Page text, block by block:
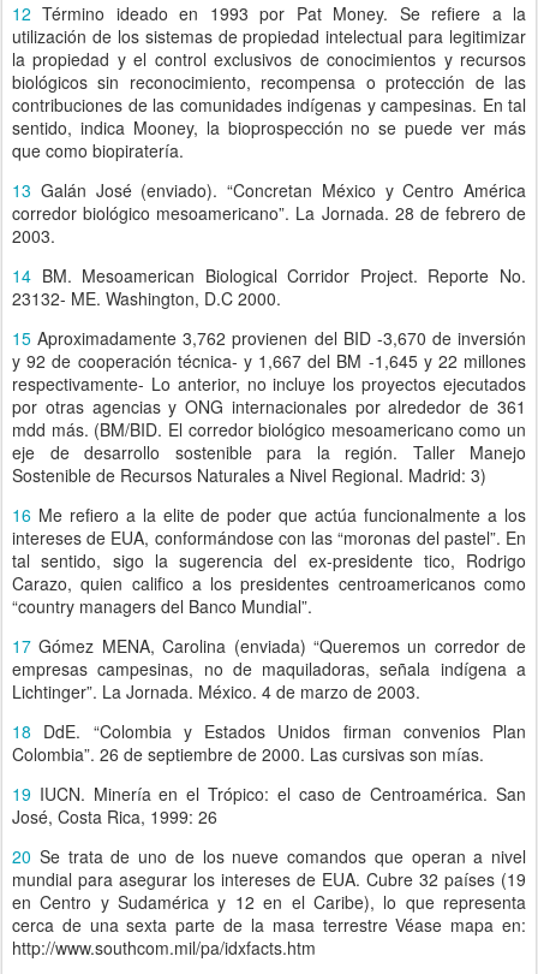
12 Término ideado en 1993 por Pat Money. Se refiere a la
utilización de los sistemas de propiedad intelectual para legitimizar
la propiedad y el control exclusivos de conocimientos y recursos
biológicos sin reconocimiento, recompensa o protección de las
contribuciones de las comunidades indígenas y campesinas. En tal
sentido, indica Mooney, la bioprospección no se puede ver más
que como biopiratería.
13 Galán José (enviado). “Concretan México y Centro América
corredor biológico mesoamericano”. La Jornada. 28 de febrero de
2003.
14 BM. Mesoamerican Biological Corridor Project. Reporte No.
23132- ME. Washington, D.C 2000.
15 Aproximadamente 3,762 provienen del BID -3,670 de inversión
y 92 de cooperación técnica- y 1,667 del BM -1,645 y 22 millones
respectivamente- Lo anterior, no incluye los proyectos ejecutados
por otras agencias y ONG internacionales por alrededor de 361
mdd más. (BM/BID. El corredor biológico mesoamericano como un
eje de desarrollo sostenible para la región. Taller Manejo
Sostenible de Recursos Naturales a Nivel Regional. Madrid: 3)
16 Me refiero a la elite de poder que actúa funcionalmente a los
intereses de EUA, conformándose con las “moronas del pastel”. En
tal sentido, sigo la sugerencia del ex-presidente tico, Rodrigo
Carazo, quien califico a los presidentes centroamericanos como
“country managers del Banco Mundial”.
17 Gómez MENA, Carolina (enviada) “Queremos un corredor de
empresas campesinas, no de maquiladoras, señala indígena a
Lichtinger”. La Jornada. México. 4 de marzo de 2003.
18 DdE. “Colombia y Estados Unidos firman convenios Plan
Colombia”. 26 de septiembre de 2000. Las cursivas son mías.
19 IUCN. Minería en el Trópico: el caso de Centroamérica. San
José, Costa Rica, 1999: 26
20 Se trata de uno de los nueve comandos que operan a nivel
mundial para asegurar los intereses de EUA. Cubre 32 países (19
en Centro y Sudamérica y 12 en el Caribe), lo que representa
cerca de una sexta parte de la masa terrestre Véase mapa en:
http://www.southcom.mil/pa/idxfacts.htm